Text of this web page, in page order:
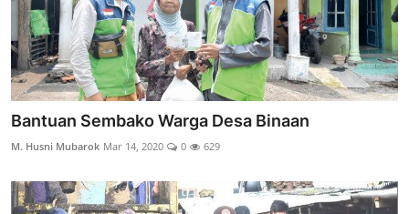
Majalah
Gallery
Donasi
Bantuan Sembako Warga Desa Binaan
M. Husni Mubarok Mar 14, 2020 0 629